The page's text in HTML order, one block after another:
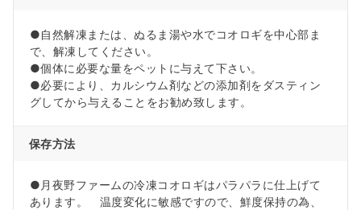
●自然解凍または、ぬるま湯や水でコオロギを中心部ま
で、解凍してください。
●個体に必要な量をペットに与えて下さい。
●必要により、カルシウム剤などの添加剤をダスティン
グしてから与えることをお勧め致します。
保存方法
●月夜野ファームの冷凍コオロギはパラパラに仕上げて
あります。 温度変化に敏感ですので、鮮度保持の為、